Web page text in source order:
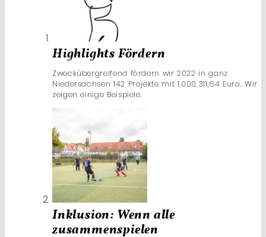
Highlights Fördern
Zweckübergreifend fördern wir 2022 in ganz
Niedersachsen 142 Projekte mit 1.000.311,64 Euro. Wir
zeigen einige Beispiele.
Inklusion: Wenn alle
zusammenspielen